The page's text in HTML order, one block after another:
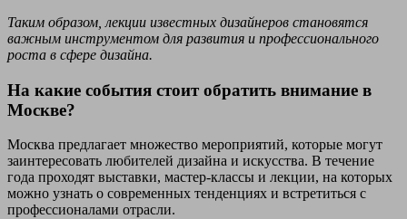
Таким образом, лекции известных дизайнеров становятся
важным инструментом для развития и профессионального
роста в сфере дизайна.
На какие события стоит обратить внимание в
Москве?
Москва предлагает множество мероприятий, которые могут
заинтересовать любителей дизайна и искусства. В течение
года проходят выставки, мастер-классы и лекции, на которых
можно узнать о современных тенденциях и встретиться с
профессионалами отрасли.